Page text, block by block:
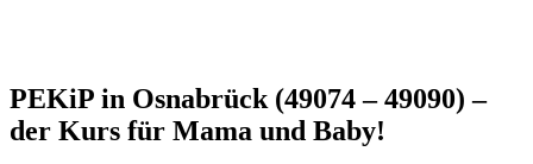
PEKiP in Osnabrück (49074 – 49090) –
der Kurs für Mama und Baby!